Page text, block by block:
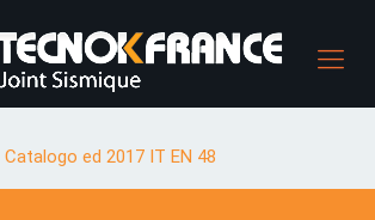
ed 2017 IT EN 48